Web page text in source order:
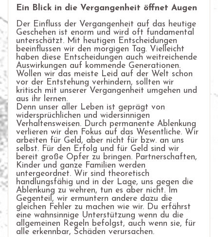
Ein Blick in die Vergangenheit öffnet Augen
Der Einfluss der Vergangenheit auf das heutige
Geschehen ist enorm und wird oft fundamental
unterschätzt. Mit heutigen Entscheidungen
beeinflussen wir den morgigen Tag. Vielleicht
haben diese Entscheidungen auch weitreichende
Auswirkungen auf kommende Generationen.
Wollen wir das meiste Leid auf der Welt schon
vor der Entstehung verhindern, sollten wir
kritisch mit unserer Vergangenheit umgehen und
aus ihr lernen.
Denn unser aller Leben ist geprägt von
widersprüchlichen und widersinnigen
Verhaltensweisen. Durch permanente Ablenkung
verlieren wir den Fokus auf das Wesentliche. Wir
arbeiten für Geld, aber nicht für bzw. an uns
selbst. Für den Erfolg und für Geld sind wir
bereit große Opfer zu bringen. Partnerschaften,
Kinder und ganze Familien werden
untergeordnet. Wir sind theoretisch
handlungsfähig und in der Lage, uns gegen die
Ablenkung zu wehren, tun es aber nicht. Im
Gegenteil, wir ermuntern andere dazu die
gleichen Fehler zu machen wie wir. Du erfährst
eine wahnsinnige Unterstützung wenn du die
allgemeinen Regeln befolgst, auch wenn sie, für
alle erkennbar, Schäden verursachen.